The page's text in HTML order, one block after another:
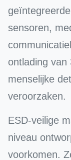
sensoren,
ontlading
menselijke
veroorzaken.
ESD-veilige
niveau
voorkomen.